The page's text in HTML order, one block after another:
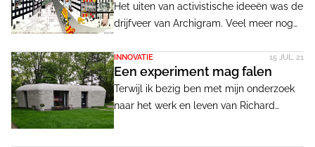
Het uiten van activistische ideeën was de
drijfveer van Archigram. Veel meer nog
ontvangen. Een activistisch idealisme in
optima forma, dat je tegenwoordig in
onze architectenbranche niet meer
terugziet, terwijl we dat nu zo goed
kunnen gebruiken.
INNOVATIE 15 JUL. 21
Een experiment mag falen
Terwijl ik bezig ben met mijn onderzoek
naar het werk en leven van Richard
Buckminster Fuller, is in Eindhoven de